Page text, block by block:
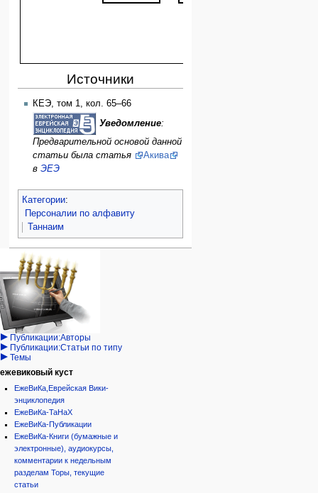
Источники
КЕЭ, том 1, кол. 65–66
Уведомление:
Предварительной основой данной
статьи была статья
Акива
в ЭЕЭ
Категории:
Персоналии по алфавиту
Таннаим
Навигация
персональные инструменты
войти
запрос
учётной
записи
категории
Израиль:Страна и
государство
Иудаизм
Народ
Проекты
Проекты/Участники/
дополнения
Публикации:Авторы
Публикации:Статьи по типу
Темы
ежевиковый куст
ЕжеВиКа,Еврейская Вики-
энциклопедия
ЕжеВиКа-ТаНаХ
ЕжеВиКа-Публикации
ЕжеВиКа-Книги (бумажные и
электронные), аудиокурсы,
комментарии к недельным
разделам Торы, текущие
статьи